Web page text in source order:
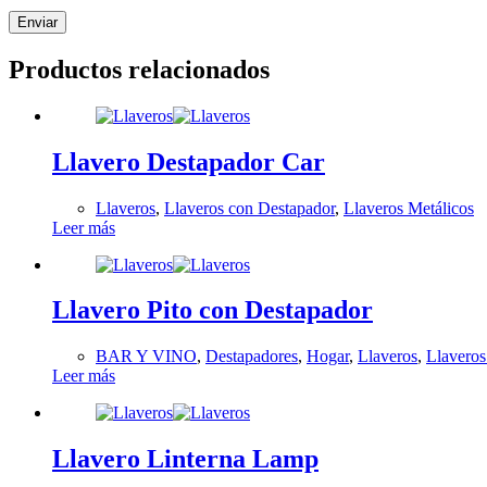
Enviar
Productos relacionados
Llavero Destapador Car
Llaveros, Llaveros con Destapador, Llaveros Metálicos
Leer más
Llavero Pito con Destapador
BAR Y VINO, Destapadores, Hogar, Llaveros,
Leer más
Llavero Linterna Lamp